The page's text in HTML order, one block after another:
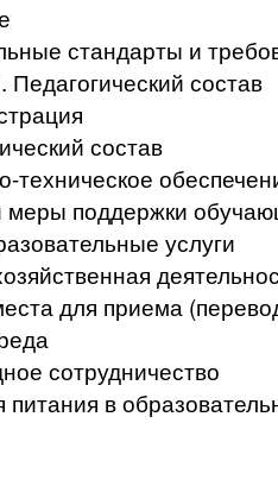
стандарты и
Педагогический состав
состав
техническое
меры поддержки
услуги
для приема
сотрудничество
питания в